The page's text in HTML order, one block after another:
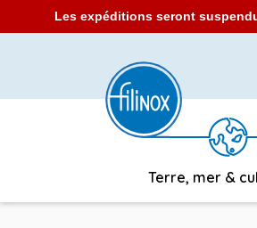
Les expéditions seront
Terre, mer &